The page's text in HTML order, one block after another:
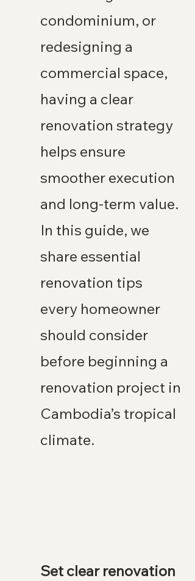
condominium, or
redesigning a
commercial space,
having a clear
renovation strategy
helps ensure
smoother execution
and long-term value.
In this guide, we
share essential
renovation tips
every homeowner
should consider
before beginning a
renovation project in
Cambodia’s tropical
climate.
Set clear renovation